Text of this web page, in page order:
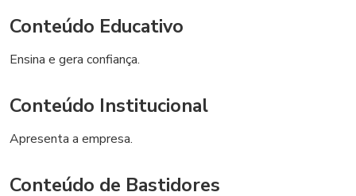
Conteúdo Educativo
Ensina e gera confiança.
Conteúdo Institucional
Apresenta a empresa.
Conteúdo de Bastidores